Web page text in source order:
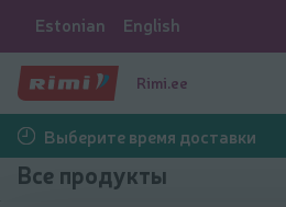
Estonian English
Rimi.ee
Выберите время доставки
Все продукты